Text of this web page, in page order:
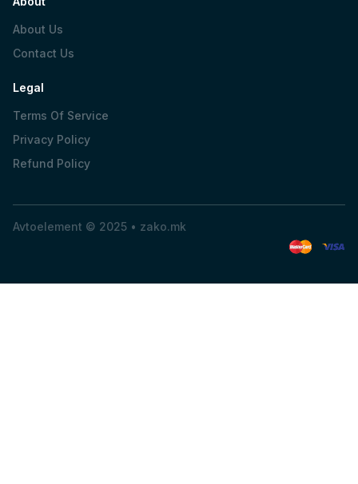
About Us
Contact Us
Legal
Terms Of Service
Privacy Policy
Refund Policy
Avtoelement © 2025 • zako.mk